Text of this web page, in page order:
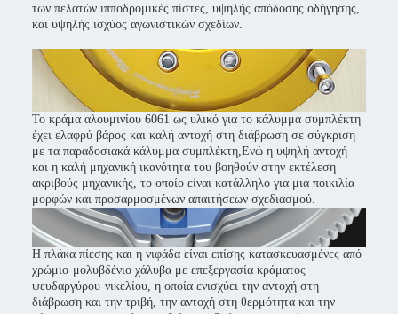
των πελατών.ιπποδρομικές πίστες, υψηλής απόδοσης οδήγησης,
και υψηλής ισχύος αγωνιστικών σχεδίων.
Το κράμα αλουμινίου 6061 ως υλικό για το κάλυμμα συμπλέκτη
έχει ελαφρύ βάρος και καλή αντοχή στη διάβρωση σε σύγκριση
με τα παραδοσιακά κάλυμμα συμπλέκτη,Ενώ η υψηλή αντοχή
και η καλή μηχανική ικανότητα του βοηθούν στην εκτέλεση
ακριβούς μηχανικής, το οποίο είναι κατάλληλο για μια ποικιλία
μορφών και προσαρμοσμένων απαιτήσεων σχεδιασμού.
Η πλάκα πίεσης και η νιφάδα είναι επίσης κατασκευασμένες από
χρώμιο-μολυβδένιο χάλυβα με επεξεργασία κράματος
ψευδαργύρου-νικελίου, η οποία ενισχύει την αντοχή στη
διάβρωση και την τριβή, την αντοχή στη θερμότητα και την